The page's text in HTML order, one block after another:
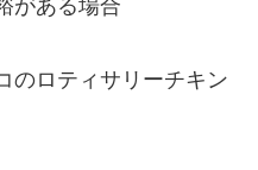
がある場合
のロティサリーチキン